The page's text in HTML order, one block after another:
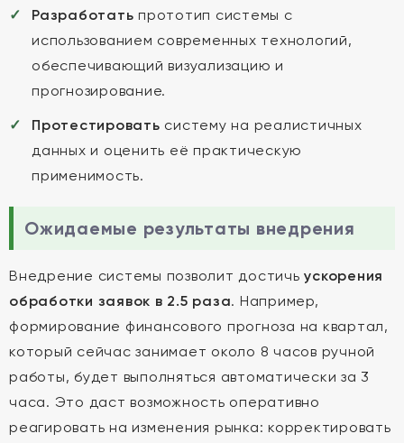
Разработать прототип системы с
использованием современных технологий,
обеспечивающий визуализацию и
прогнозирование.
Протестировать систему на реалистичных
данных и оценить её практическую
применимость.
Ожидаемые результаты внедрения
Внедрение системы позволит достичьускорения
обработки заявок в 2.5 раза. Например,
формирование финансового прогноза на квартал,
который сейчас занимает около 8 часов ручной
работы, будет выполняться автоматически за 3
часа. Это даст возможность оперативно
реагировать на изменения рынка: корректировать